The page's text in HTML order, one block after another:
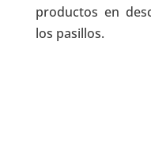
productos en
los pasillos.